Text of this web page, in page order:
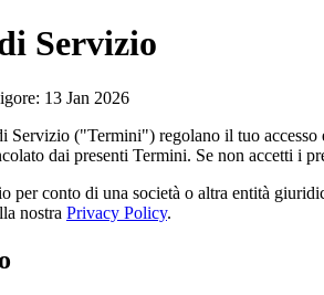
Servizio
13 Jan 2026
Servizio ("Termini") regolano il tuo
dai presenti Termini. Se non accetti i
per conto di una società o altra entità
nostra Privacy Policy.